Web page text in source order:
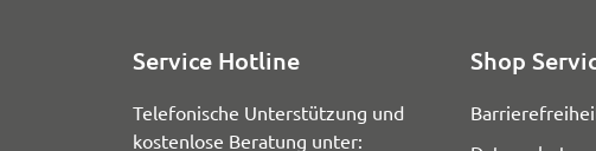
Service Hotline
Telefonische Unterstützung und
kostenlose Beratung unter:
Shop